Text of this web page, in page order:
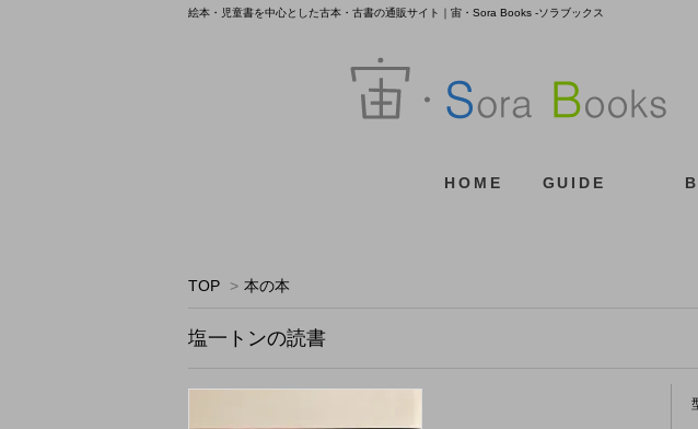
絵本・児童書を中心とした古本・古書の通販サイト｜宙・Sora Books -ソラブックス
HOME GUIDE
TOP > 本の本
塩一トンの読書